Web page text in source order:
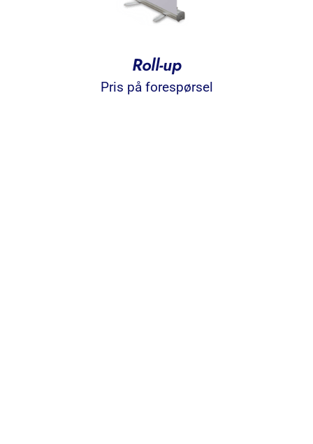
Roll-up
Pris på forespørsel